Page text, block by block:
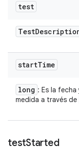
test
Test
startTime
long : Es la
medida a través de
testStarted